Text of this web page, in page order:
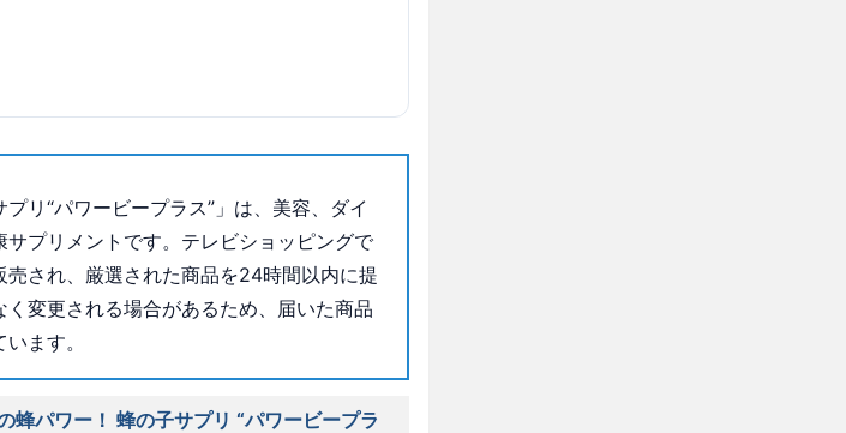
リ“パワービープラス”」は、美容、ダイ
プリメントです。テレビショッピングで
され、厳選された商品を24時間以内に提
変更される場合があるため、届いた商品
ます。
パワー！ 蜂の子サプリ “パワービープラ